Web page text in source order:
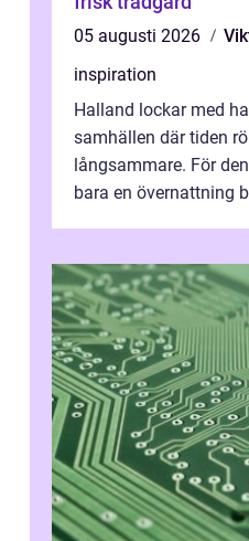
05 augusti 2026
inspiration
Halland lockar med
samhällen där tiden
långsammare. För
bara en övernattning